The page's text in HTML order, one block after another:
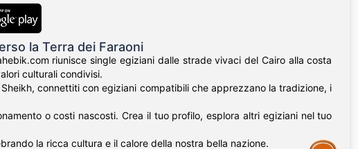
la Terra dei Faraoni
riunisce single egiziani dalle strade vivaci del Cairo alla costa
culturali condivisi.
connettiti con egiziani compatibili che apprezzano la tradizione, i
o costi nascosti. Crea il tuo profilo, esplora altri egiziani nel tuo
la ricca cultura e il calore della nostra bella nazione.
Assistance